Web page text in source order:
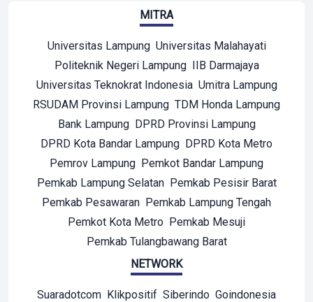
MITRA
Universitas Lampung Universitas Malahayati
Politeknik Negeri Lampung
IIB Darmajaya
Universitas Teknokrat Indonesia Umitra Lampung
RSUDAM Provinsi Lampung TDM Honda Lampung
Bank Lampung
DPRD Provinsi Lampung
DPRD Kota Bandar Lampung DPRD Kota Metro
Pemrov Lampung Pemkot Bandar Lampung
Pemkab Lampung Selatan
Pemkab Pesisir Barat
Pemkab Pesawaran Pemkab Lampung Tengah
Pemkot Kota Metro Pemkab Mesuji
Pemkab Tulangbawang Barat
NETWORK
Suaradotcom Klikpositif Siberindo Goindonesia